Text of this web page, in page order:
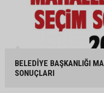
BELEDİYE BAŞKANLIĞI
SONUÇLARI